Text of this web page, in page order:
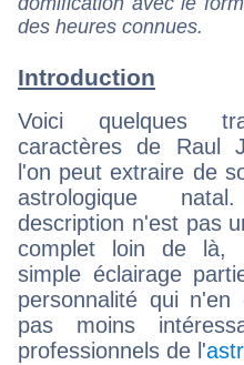
des heures connues.
Introduction
Voici quelques
caractères de Raul
l'on peut extraire de
astrologique
description n'est pas
complet loin de là,
simple éclairage
personnalité qui n'en
pas moins
professionnels de l'